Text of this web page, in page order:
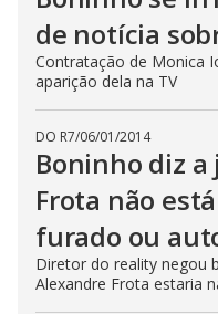
de notícia
Contratação de Monica
aparição dela na TV
DO R7/06/01/2014
Boninho diz a
Frota não
furado ou
Diretor do reality negou
Alexandre Frota estaria